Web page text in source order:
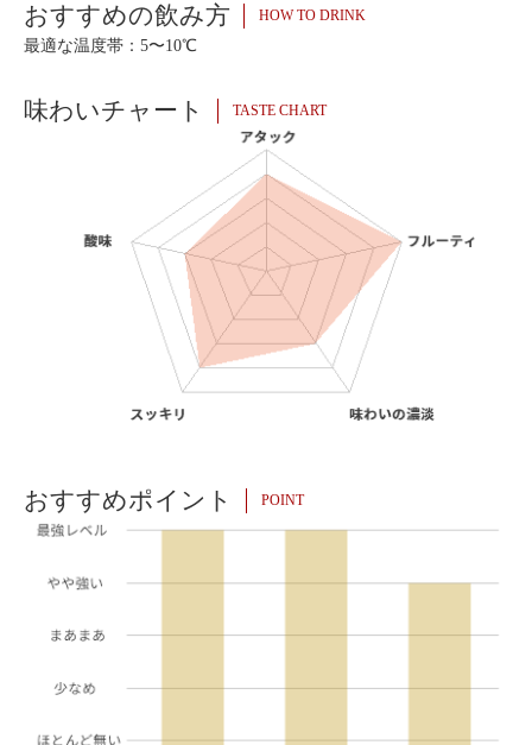
おすすめの飲み方 HOW TO DRINK
最適な温度帯：5〜10℃
味わいチャート TASTE CHART
おすすめポイント POINT